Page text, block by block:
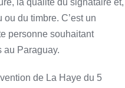
la qualité du signataire et,
ou du timbre. C’est un
personne souhaitant
au Paraguay.
de La Haye du 5